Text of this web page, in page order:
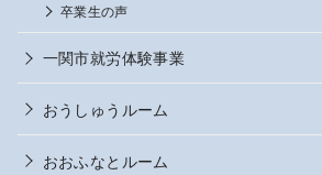
卒業生の声
一関市就労体験事業
おうしゅうルーム
おおふなとルーム